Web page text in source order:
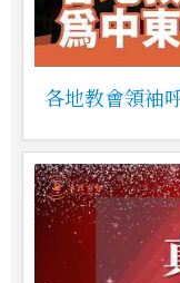
各地教會領袖